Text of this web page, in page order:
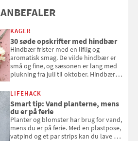
ANBEFALER
KAGER
30 søde opskrifter med hindbær
Hindbær frister med en liflig og
aromatisk smag. De vilde hindbær er
små og fine, og sæsonen er lang med
plukning fra juli til oktober. Hindbær
kan bruge dine hindbær i alt fra
bagværk og salater til is og syltning.
LIFEHACK
Smart tip: Vand planterne, mens
du er på ferie
Planter og blomster har brug for vand,
mens du er på ferie. Med en plastpose,
vatpind og et par strips kan du lave dit